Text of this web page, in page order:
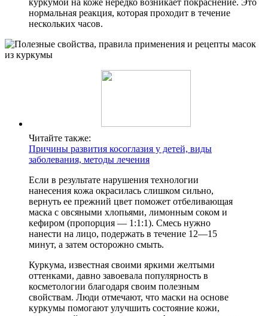
куркумой на коже нередко возникает покраснение. Это
нормальная реакция, которая проходит в течение
нескольких часов.
Читайте также:
Причины развития косоглазия у детей, виды
заболевания, методы лечения
Если в результате нарушения технологии
нанесения кожа окрасилась слишком сильно,
вернуть ее прежний цвет поможет отбеливающая
маска с овсяными хлопьями, лимонным соком и
кефиром (пропорция — 1:1:1). Смесь нужно
нанести на лицо, подержать в течение 12—15
минут, а затем осторожно смыть.
Куркума, известная своими яркими желтыми
оттенками, давно завоевала популярность в
косметологии благодаря своим полезным
свойствам. Люди отмечают, что маски на основе
куркумы помогают улучшить состояние кожи,